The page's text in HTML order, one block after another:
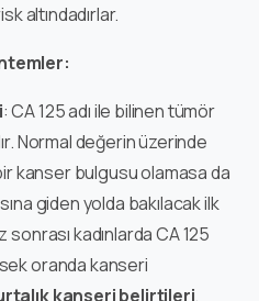
altındadırlar.
: CA 125 adı ile bilinen tümör
Normal değerin üzerinde
kanser bulgusu olamasa da
giden yolda bakılacak ilk
kadınlarda CA 125
oranda kanseri
kanseri belirtileri,